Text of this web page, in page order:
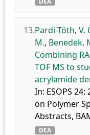
13.Pardi-Tóth, V.
M., Benedek,
Combining
TOF MS to
acrylamide
In: ESOPS
on Polymer
Abstracts,
DEA